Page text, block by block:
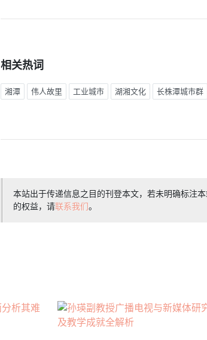
相关热词
湘潭 伟人故里 工业城市 湖湘文化 长株潭城市群
本站出于传递信息之目的刊登本文，若未明确标注
的权益，请联系我们。